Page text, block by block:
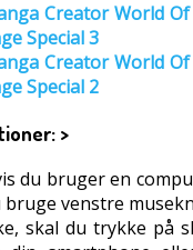
Creator World Of
Special 3
Creator World Of
Special 2
>
du bruger en
bruge venstre
skal du trykke på